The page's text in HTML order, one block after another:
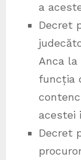
a
Decret
Anca la
funcția
acestei
Decret